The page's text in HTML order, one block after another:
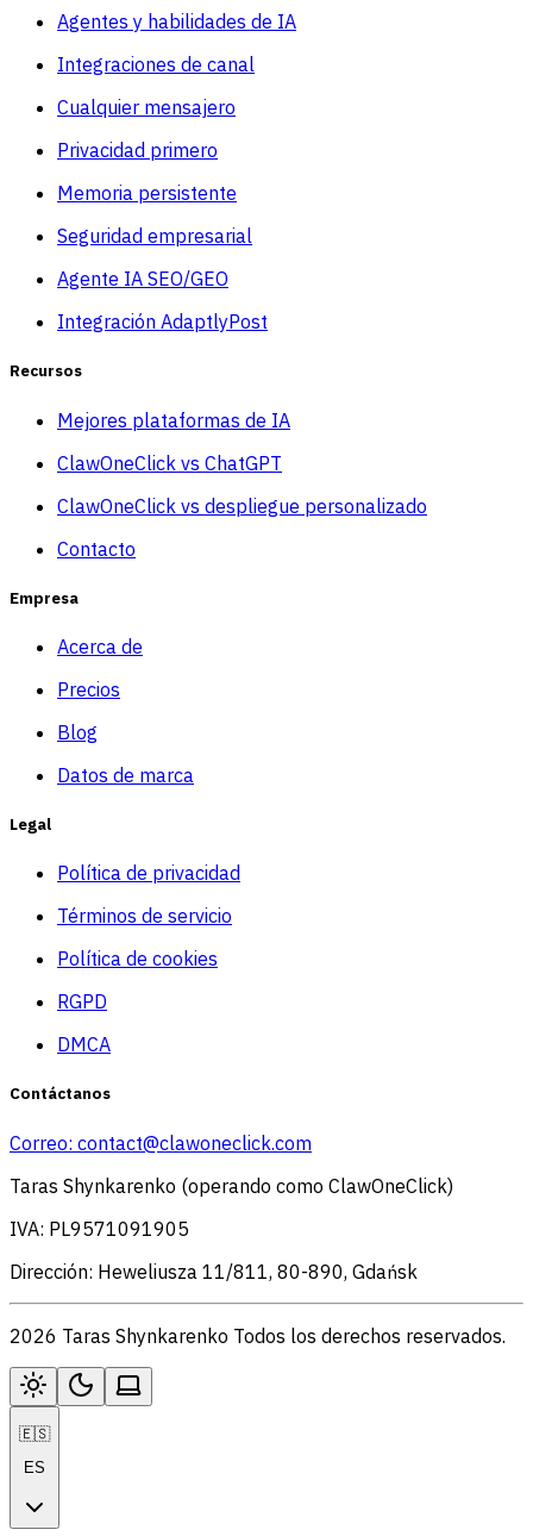
Agentes y habilidades de IA
Integraciones de canal
Cualquier mensajero
Privacidad primero
Memoria persistente
Seguridad empresarial
Agente IA SEO/GEO
Integración AdaptlyPost
Recursos
Mejores plataformas de IA
ClawOneClick vs ChatGPT
ClawOneClick vs despliegue personalizado
Contacto
Empresa
Acerca de
Precios
Blog
Datos de marca
Legal
Política de privacidad
Términos de servicio
Política de cookies
RGPD
DMCA
Contáctanos
Correo: contact@clawoneclick.com
Taras Shynkarenko (operando como ClawOneClick)
IVA: PL9571091905
Dirección: Heweliusza 11/811, 80-890, Gdańsk
2026 Taras Shynkarenko Todos los derechos reservados.
🇪🇸
ES